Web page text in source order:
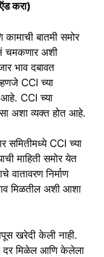
करा)
बातमी समोर
चमकणार अशी
भाव दबावत
CCI च्या
आहे. CCI च्या
अशा व्यक्त होत आहे.
समितीमध्ये CCI च्या
माहिती समोर येत
निर्माण
मिळतील अशी आशा
खरेदी केली नाही.
दर मिळेल आणि केलेला